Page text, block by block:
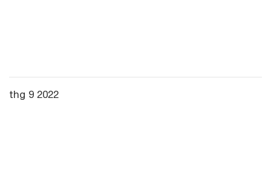
thg 9 2022